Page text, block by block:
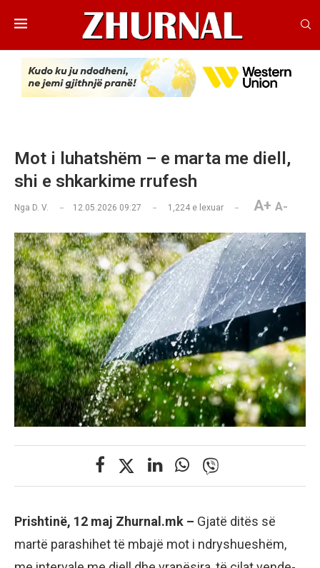
Mot i luhatshëm – e marta me diell,
shi e shkarkime rrufesh
Nga D. V. 12.05.2026 09:27 1,224 e lexuar A+ A-
Prishtinë, 12 maj Zhurnal.mk – Gjatë ditës së
martë parashihet të mbajë mot i ndryshueshëm,